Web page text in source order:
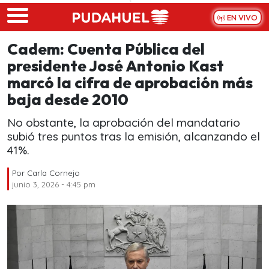
Skip to main content
EN VIVO
Cadem: Cuenta Pública del
presidente José Antonio Kast
marcó la cifra de aprobación más
baja desde 2010
No obstante, la aprobación del mandatario
subió tres puntos tras la emisión, alcanzando el
41%.
Por Carla Cornejo
junio 3, 2026 - 4:45 pm